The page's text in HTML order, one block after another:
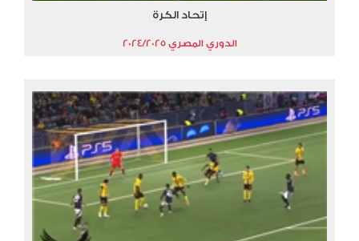
إتحاد الكرة
الدوري المصري 2024/2025